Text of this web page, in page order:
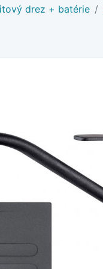
drez + batérie